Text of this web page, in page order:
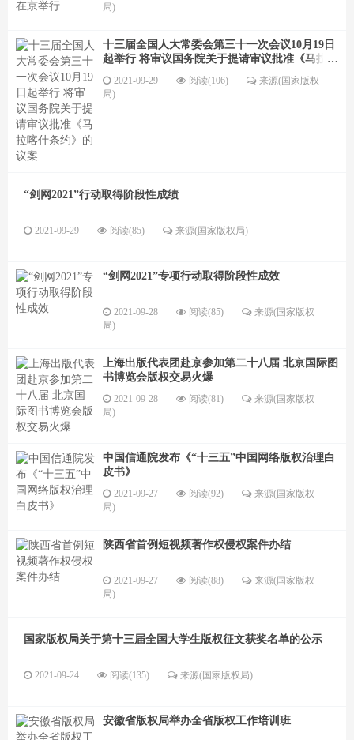
局)
十三届全国人大常委会第三十一次会议10月19日
起举行 将审议国务院关于提请审议批准《马拉喀
什条约》的议案
2021-09-29 阅读(106)
来源(国家版权
局)
“剑网2021”行动取得阶段性成绩
2021-09-29 阅读(85) 来源(国家版权局)
“剑网2021”专项行动取得阶段性成效
2021-09-28 阅读(85)
来源(国家版权
局)
上海出版代表团赴京参加第二十八届 北京国际图
书博览会版权交易火爆
2021-09-28 阅读(81)
来源(国家版权
局)
中国信通院发布《“十三五”中国网络版权治理白
皮书》
2021-09-27 阅读(92)
来源(国家版权
局)
陕西省首例短视频著作权侵权案件办结
2021-09-27 阅读(88)
来源(国家版权
局)
国家版权局关于第十三届全国大学生版权征文获奖名单的公示
2021-09-24 阅读(135) 来源(国家版权局)
安徽省版权局举办全省版权工作培训班